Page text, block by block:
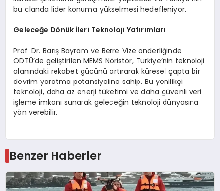
bu alanda lider konuma yükselmesi hedefleniyor.
Geleceğe Dönük İleri Teknoloji Yatırımları
Prof. Dr. Barış Bayram ve Berre Vize önderliğinde
ODTÜ’de geliştirilen MEMS Nöristör, Türkiye’nin teknoloji
alanındaki rekabet gücünü artırarak küresel çapta bir
devrim yaratma potansiyeline sahip. Bu yenilikçi
teknoloji, daha az enerji tüketimi ve daha güvenli veri
işleme imkanı sunarak geleceğin teknoloji dünyasına
yön verebilir.
Benzer Haberler